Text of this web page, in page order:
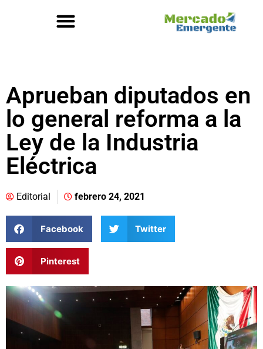
Aprueban diputados en
lo general reforma a la
Ley de la Industria
Eléctrica
Editorial febrero 24, 2021
Facebook Twitter
Pinterest